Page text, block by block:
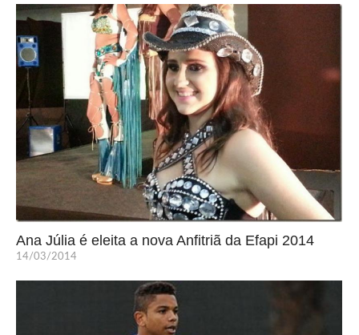
Ana Júlia é eleita a nova Anfitriã da Efapi 2014
14/03/2014